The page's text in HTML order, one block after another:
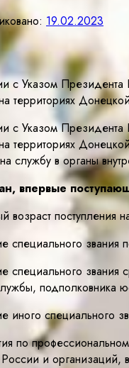
19.02.2023
с Указом
территориях
с Указом
территориях
службу в органы
впервые
возраст поступления
специального звания
специального звания
подполковника
иного специального
по
и организаций,